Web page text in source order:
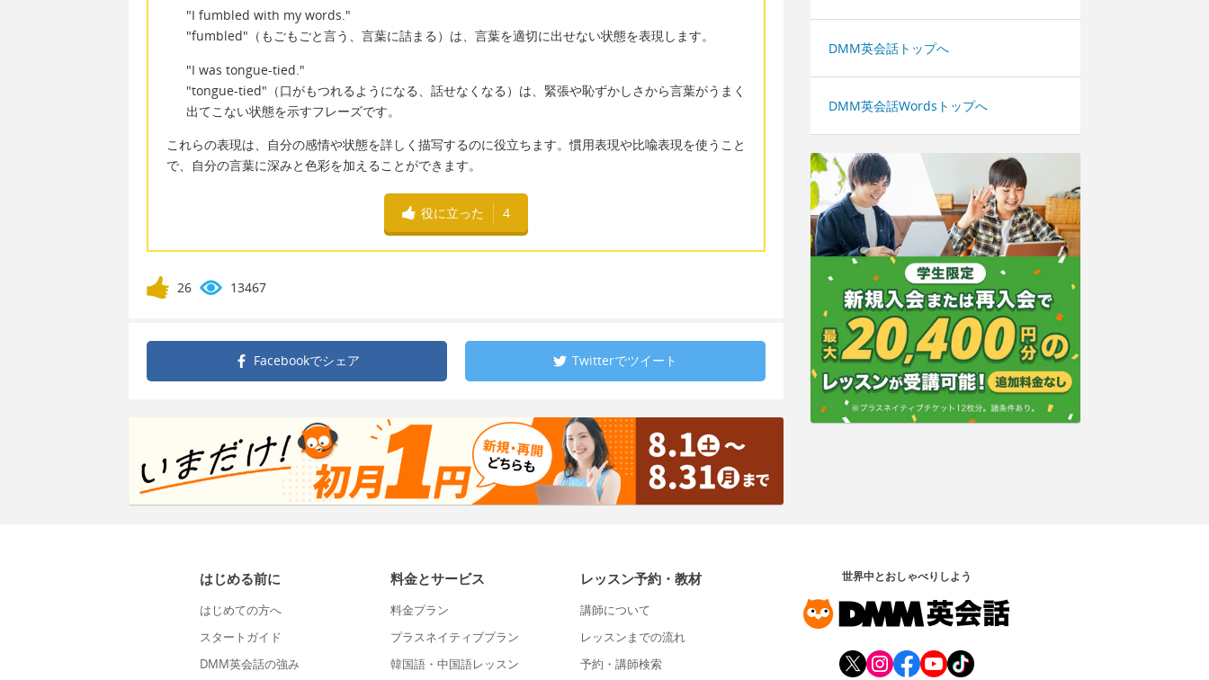
"I fumbled with my words."
"fumbled"（もごもごと言う、言葉に詰まる）は、言葉を適切に出せない状態を表現します。
"I was tongue-tied."
"tongue-tied"（口がもつれるようになる、話せなくなる）は、緊張や恥ずかしさから言葉がうまく
出てこない状態を示すフレーズです。
これらの表現は、自分の感情や状態を詳しく描写するのに役立ちます。慣用表現や比喩表現を使うこと
で、自分の言葉に深みと色彩を加えることができます。
役に立った 4
26 13467
Facebookでシェア Twitterでツイート
DMM英会話トップへ
DMM英会話Wordsトップへ
はじめる前に
はじめての方へ
スタートガイド
DMM英会話の強み
料金とサービス
料金プラン
プラスネイティブプラン
韓国語・中国語レッスン
レッスン予約・教材
講師について
レッスンまでの流れ
予約・講師検索
世界中とおしゃべりしよう